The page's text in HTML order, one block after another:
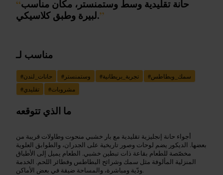
“حانة تقليدية وسط وستمنستر، مكان مناسب
لبيرة وطبق كلاسيكي.”
مناسب لـ
#حانات_لندن # وستمنستر #تجربة_بريطانية #سمك_وبطاطس
#تقليدي #مشروبات
ما الذي تتوقعه
أجواء حانة إنجليزية تقليدية مع بار خشبي منحوت وطاولات قريبة من
بعضها. الديكور يضم لوحات وصور تاريخية على الجدران، والطوابق العلوية
مخصّصة للطعام بقاعة ذات تبطين خشبي. الطعام يميل إلى الأطباق
المنزلية المألوفة مثل سمك وشرائح البطاطس وفطائر اللحم. الخدمة
ودّية ومباشرة، والمساحة ضيقة في بعض الأماكن.